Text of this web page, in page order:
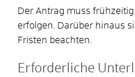
Der Antrag muss
erfolgen. Darüber hinaus
Fristen beachten.
Erforderliche